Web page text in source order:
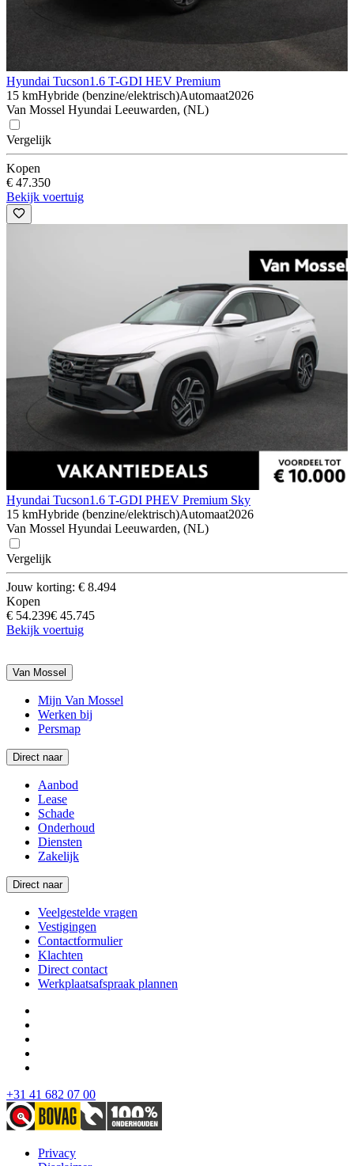
Hyundai Tucson1.6 T-GDI HEV Premium
15 kmHybride (benzine/elektrisch)Automaat2026
Van Mossel Hyundai Leeuwarden, (NL)
Vergelijk
Kopen
€ 47.350
Bekijk voertuig
Hyundai Tucson1.6 T-GDI PHEV Premium Sky
15 kmHybride (benzine/elektrisch)Automaat2026
Van Mossel Hyundai Leeuwarden, (NL)
Vergelijk
Jouw korting: € 8.494
Kopen
€ 54.239€ 45.745
Bekijk voertuig
Van Mossel
Mijn Van Mossel
Werken bij
Persmap
Direct naar
Aanbod
Lease
Schade
Onderhoud
Diensten
Zakelijk
Direct naar
Veelgestelde vragen
Vestigingen
Contactformulier
Klachten
Direct contact
Werkplaatsafspraak plannen
+31 41 682 07 00
Privacy